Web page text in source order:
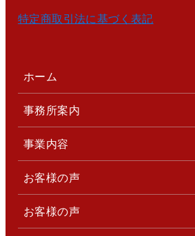
特定商取引法に基づく表記
ホーム
事務所案内
事業内容
お客様の声
お客様の声